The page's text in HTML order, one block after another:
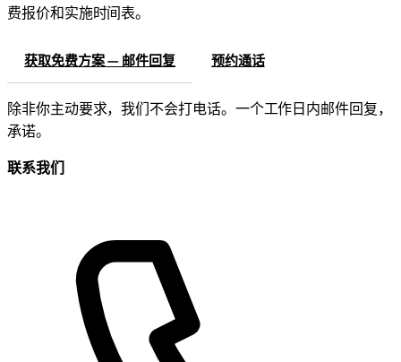
费报价和实施时间表。
获取免费方案 — 邮件回复 预约通话
除非你主动要求，我们不会打电话。一个工作日内邮件回复，
承诺。
联系我们